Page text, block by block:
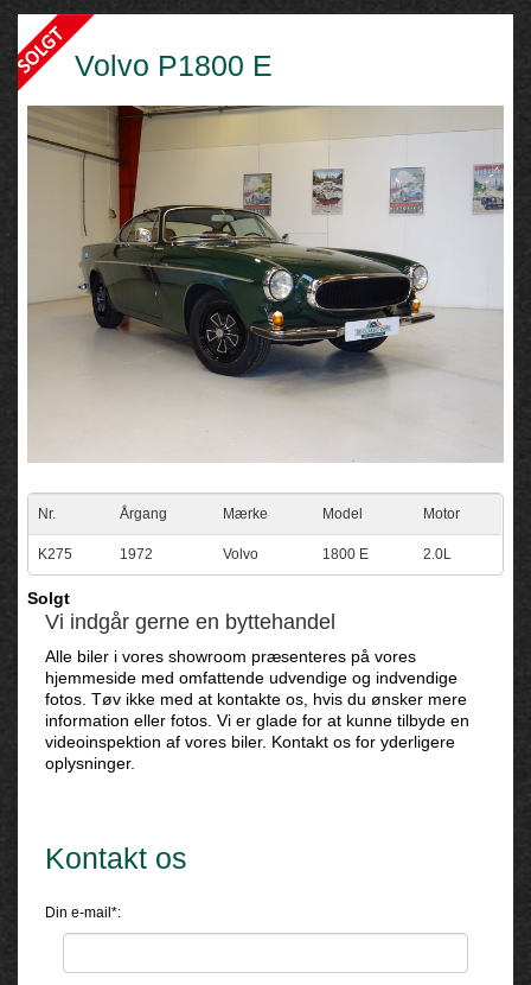
Volvo P1800 E
Nr. Årgang Mærke Model Motor
K275 1972 Volvo 1800 E 2.0L
Solgt
Vi indgår gerne en byttehandel
Alle biler i vores showroom præsenteres på vores
hjemmeside med omfattende udvendige og indvendige
fotos. Tøv ikke med at kontakte os, hvis du ønsker mere
information eller fotos. Vi er glade for at kunne tilbyde en
videoinspektion af vores biler. Kontakt os for yderligere
oplysninger.
Kontakt os
Din e-mail*: